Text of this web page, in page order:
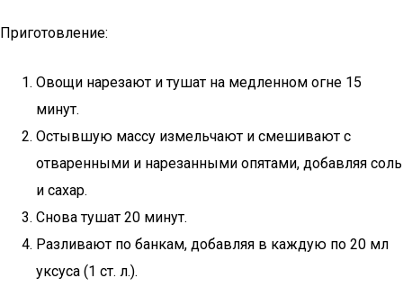
Приготовление:
Овощи нарезают и тушат на медленном огне 15
минут.
Остывшую массу измельчают и смешивают с
отваренными и нарезанными опятами, добавляя соль
и сахар.
Снова тушат 20 минут.
Разливают по банкам, добавляя в каждую по 20 мл
уксуса (1 ст. л.).